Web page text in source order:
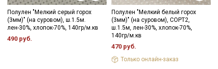
Полулен "Мелкий серый горох
(3мм)" (на суровом), ш.1.5м.
лен-30%, хлопок-70%, 140гр/м.кв
490 руб.
Полулен "Мелкий белый горох
(3мм)" (на суровом), СОРТ2,
ш.1.5м, лен-30%, хлопок-70%,
140гр/м.кв
470 руб.
Только онлайн-заказ